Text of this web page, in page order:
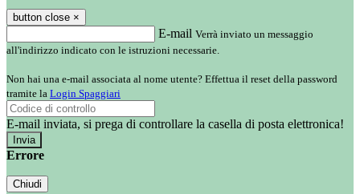
button close ×
E-mail Verrà inviato un messaggio
all'indirizzo indicato con le istruzioni necessarie.
Non hai una e-mail associata al nome utente? Effettua il reset della password
tramite la Login Spaggiari
E-mail inviata, si prega di controllare la casella di posta elettronica!
Errore
Chiudi